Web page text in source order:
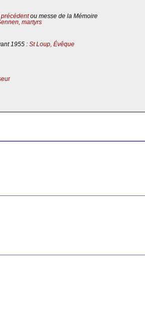
ou messe de la Mémoire
martyrs
1955 : St Loup, Évêque